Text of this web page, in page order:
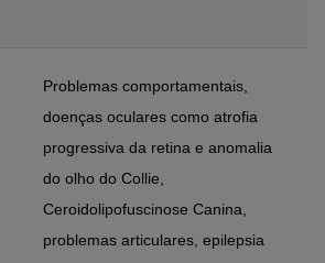
Problemas comportamentais,
doenças oculares como atrofia
progressiva da retina e anomalia
do olho do Collie,
Ceroidolipofuscinose Canina,
problemas articulares, epilepsia